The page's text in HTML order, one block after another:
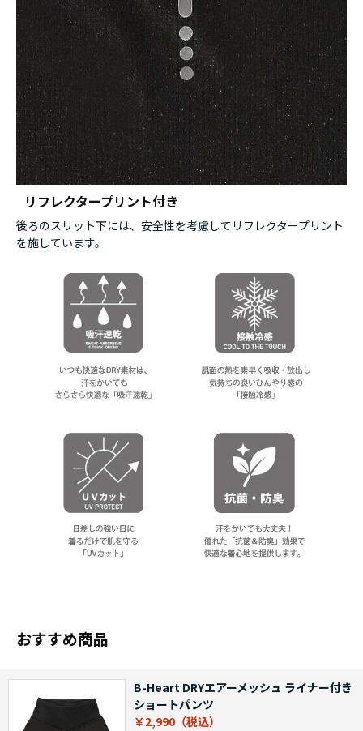
リフレクタープリント付き
後ろのスリット下には、安全性を考慮してリフレクタープリント
を施しています。
おすすめ商品
B-Heart DRYエアーメッシュ ライナー付き
ショートパンツ
￥2,990